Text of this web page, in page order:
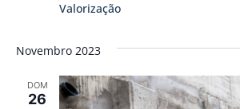
Valorização
Novembro 2023
DOM
26